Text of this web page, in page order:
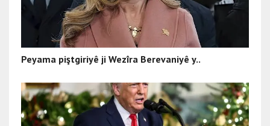
Peyama piştgiriyê ji Wezîra Berevaniyê y..